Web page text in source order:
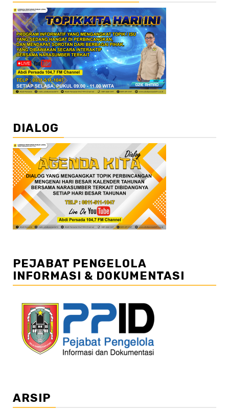
DIALOG
PEJABAT PENGELOLA
INFORMASI & DOKUMENTASI
ARSIP